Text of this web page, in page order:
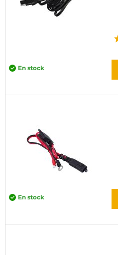
En stock
En stock